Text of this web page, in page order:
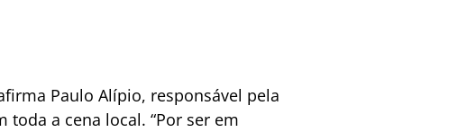
Paulo Alípio, responsável pela
a cena local. “Por ser em